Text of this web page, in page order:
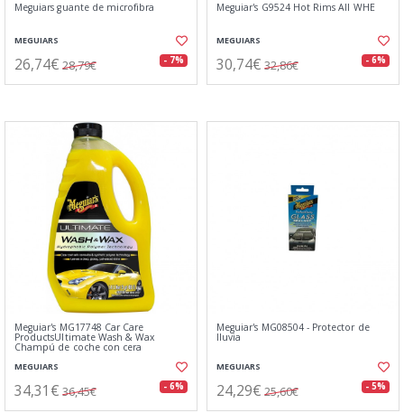
Meguiars guante de microfibra
MEGUIARS
26,74€ 28,79€ - 7%
Meguiar's G9524 Hot Rims All WHE
MEGUIARS
30,74€ 32,86€ - 6%
Meguiar's MG17748 Car Care
ProductsUltimate Wash & Wax
Champú de coche con cera
MEGUIARS
34,31€ 36,45€ - 6%
Meguiar's MG08504 - Protector de
lluvia
MEGUIARS
24,29€ 25,60€ - 5%